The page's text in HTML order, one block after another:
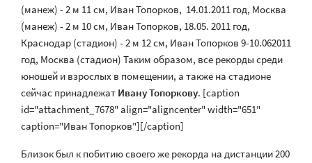
(манеж) - 2 м 11 см, Иван Топорков, 14.01.2011 год, Москва
(манеж) - 2 м 10 см, Иван Топорков, 18.05. 2011 год,
Краснодар (стадион) - 2 м 12 см, Иван Топорков 9-10.062011
год, Москва (стадион) Таким образом, все рекорды среди
юношей и взрослых в помещении, а также на стадионе
сейчас принадлежат Ивану Топоркову. [caption
id="attachment_7678" align="aligncenter" width="651"
caption="Иван Топорков"][/caption]
Близок был к побитию своего же рекорда на дистанции 200